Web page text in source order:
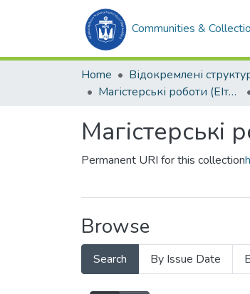
Communities &
Home
Магістерські роботи (ЕІтаРС)
Магістерські
Permanent URI for this collection
Browse
Search By Issue Date